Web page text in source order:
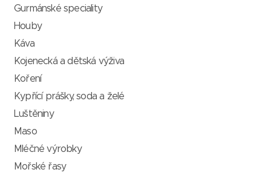
Gurmánské speciality
Houby
Káva
Kojenecká a dětská výživa
Koření
Kypřící prášky, soda a želé
Luštěniny
Maso
Mléčné výrobky
Mořské řasy